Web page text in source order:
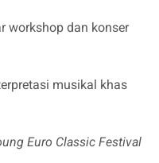
workshop dan konser
musikal khas
Euro Classic Festival